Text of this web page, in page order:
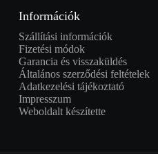
Információk
Szállítási információk
Fizetési módok
Garancia és visszaküldés
Általános szerződési feltételek
Adatkezelési tájékoztató
Impresszum
Weboldalt készítette